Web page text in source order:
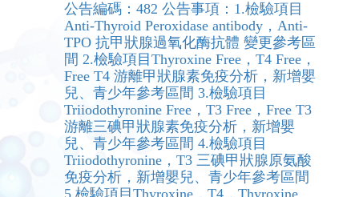
公告編碼：482 公告事項：1.檢驗項目
Anti-Thyroid Peroxidase antibody，Anti-
TPO 抗甲狀腺過氧化酶抗體 變更參考區
間 2.檢驗項目Thyroxine Free，T4 Free，
Free T4 游離甲狀腺素免疫分析，新增嬰
兒、青少年參考區間 3.檢驗項目
Triiodothyronine Free，T3 Free，Free T3
游離三碘甲狀腺素免疫分析，新增嬰
兒、青少年參考區間 4.檢驗項目
Triiodothyronine，T3 三碘甲狀腺原氨酸
免疫分析，新增嬰兒、青少年參考區間